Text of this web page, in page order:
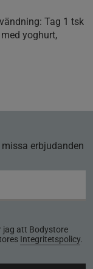
Tag 1 tsk
yoghurt,
erbjudanden
jag att Bodystore
Integritetspolicy.